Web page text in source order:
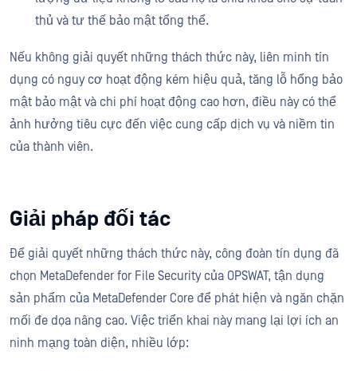
thủ và tư thế bảo mật tổng thể.
Nếu không giải quyết những thách thức này, liên minh tín
dụng có nguy cơ hoạt động kém hiệu quả, tăng lỗ hổng bảo
mật bảo mật và chi phí hoạt động cao hơn, điều này có thể
ảnh hưởng tiêu cực đến việc cung cấp dịch vụ và niềm tin
của thành viên.
Giải pháp đối tác
Để giải quyết những thách thức này, công đoàn tín dụng đã
chọn MetaDefender for File Security của OPSWAT, tận dụng
sản phẩm của MetaDefender Core để phát hiện và ngăn chặn
mối đe dọa nâng cao. Việc triển khai này mang lại lợi ích an
ninh mạng toàn diện, nhiều lớp: